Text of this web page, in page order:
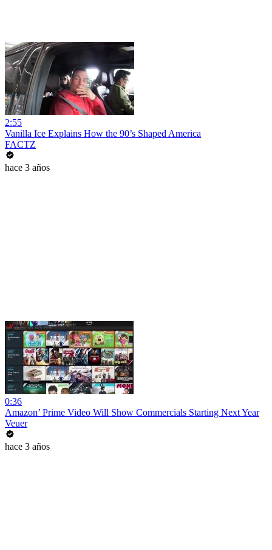
2:55
Vanilla Ice Explains How the 90’s Shaped America
FACTZ
hace 3 años
0:36
Amazon’ Prime Video Will Show Commercials Starting Next Year
Veuer
hace 3 años